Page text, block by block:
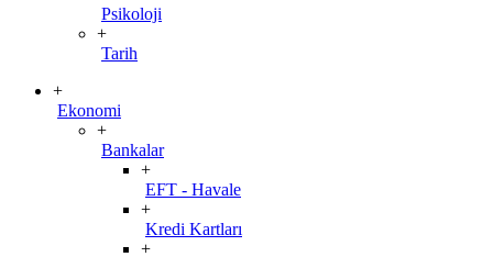
Psikoloji
+
Tarih
+
Ekonomi
+
Bankalar
+
EFT - Havale
+
Kredi Kartları
+